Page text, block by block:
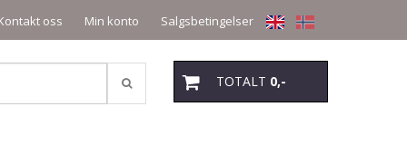
oss Min konto Salgsbetingelser
TOTALT 0,-